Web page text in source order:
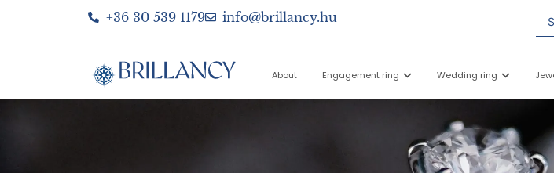
+36 30 539 1179 info@brillancy.hu
About Engagement ring Wedding ring